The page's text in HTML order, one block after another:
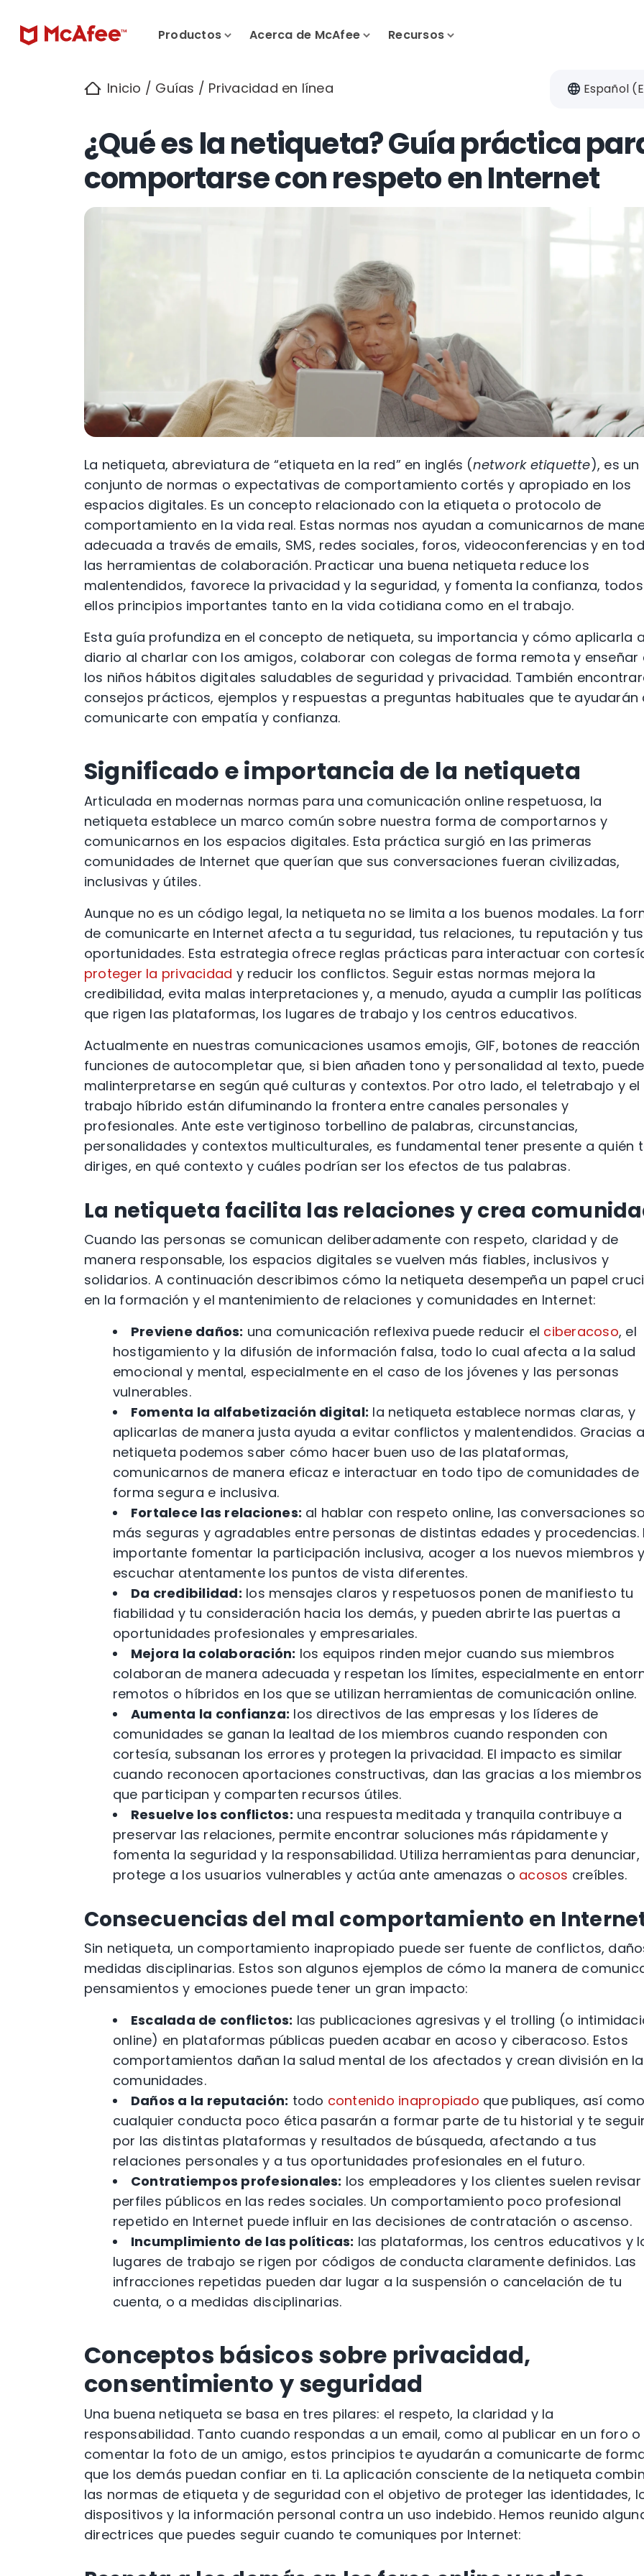
Productos Acerca de McAfee Recursos
Inicio / Guías / Privacidad en línea Español
¿Qué es la netiqueta? Guía práctica
comportarse con respeto en Internet
La netiqueta, abreviatura de “etiqueta en la red” en inglés (network etiquette), es un
conjunto de normas o expectativas de comportamiento cortés y apropiado en los
espacios digitales. Es un concepto relacionado con la etiqueta o protocolo de
comportamiento en la vida real. Estas normas nos ayudan a comunicarnos de
adecuada a través de emails, SMS, redes sociales, foros, videoconferencias y en
las herramientas de colaboración. Practicar una buena netiqueta reduce los
malentendidos, favorece la privacidad y la seguridad, y fomenta la confianza, todos
ellos principios importantes tanto en la vida cotidiana como en el trabajo.
Esta guía profundiza en el concepto de netiqueta, su importancia y cómo aplicarla a
diario al charlar con los amigos, colaborar con colegas de forma remota y enseñar
los niños hábitos digitales saludables de seguridad y privacidad. También
consejos prácticos, ejemplos y respuestas a preguntas habituales que te ayudarán
comunicarte con empatía y confianza.
Significado e importancia de la netiqueta
Articulada en modernas normas para una comunicación online respetuosa, la
netiqueta establece un marco común sobre nuestra forma de comportarnos y
comunicarnos en los espacios digitales. Esta práctica surgió en las primeras
comunidades de Internet que querían que sus conversaciones fueran civilizadas,
inclusivas y útiles.
Aunque no es un código legal, la netiqueta no se limita a los buenos modales. La
de comunicarte en Internet afecta a tu seguridad, tus relaciones, tu reputación y tus
oportunidades. Esta estrategia ofrece reglas prácticas para interactuar con
proteger la privacidad y reducir los conflictos. Seguir estas normas mejora la
credibilidad, evita malas interpretaciones y, a menudo, ayuda a cumplir las políticas
que rigen las plataformas, los lugares de trabajo y los centros educativos.
Actualmente en nuestras comunicaciones usamos emojis, GIF, botones de reacción
funciones de autocompletar que, si bien añaden tono y personalidad al texto,
malinterpretarse en según qué culturas y contextos. Por otro lado, el teletrabajo y el
trabajo híbrido están difuminando la frontera entre canales personales y
profesionales. Ante este vertiginoso torbellino de palabras, circunstancias,
personalidades y contextos multiculturales, es fundamental tener presente a quién
diriges, en qué contexto y cuáles podrían ser los efectos de tus palabras.
La netiqueta facilita las relaciones y crea
Cuando las personas se comunican deliberadamente con respeto, claridad y de
manera responsable, los espacios digitales se vuelven más fiables, inclusivos y
solidarios. A continuación describimos cómo la netiqueta desempeña un papel
en la formación y el mantenimiento de relaciones y comunidades en Internet:
Previene daños: una comunicación reflexiva puede reducir el ciberacoso, el
hostigamiento y la difusión de información falsa, todo lo cual afecta a la salud
emocional y mental, especialmente en el caso de los jóvenes y las personas
vulnerables.
Fomenta la alfabetización digital: la netiqueta establece normas claras, y
aplicarlas de manera justa ayuda a evitar conflictos y malentendidos. Gracias
netiqueta podemos saber cómo hacer buen uso de las plataformas,
comunicarnos de manera eficaz e interactuar en todo tipo de comunidades de
forma segura e inclusiva.
Fortalece las relaciones: al hablar con respeto online, las conversaciones
más seguras y agradables entre personas de distintas edades y procedencias.
importante fomentar la participación inclusiva, acoger a los nuevos miembros y
escuchar atentamente los puntos de vista diferentes.
Da credibilidad: los mensajes claros y respetuosos ponen de manifiesto tu
fiabilidad y tu consideración hacia los demás, y pueden abrirte las puertas a
oportunidades profesionales y empresariales.
Mejora la colaboración: los equipos rinden mejor cuando sus miembros
colaboran de manera adecuada y respetan los límites, especialmente en
remotos o híbridos en los que se utilizan herramientas de comunicación online.
Aumenta la confianza: los directivos de las empresas y los líderes de
comunidades se ganan la lealtad de los miembros cuando responden con
cortesía, subsanan los errores y protegen la privacidad. El impacto es similar
cuando reconocen aportaciones constructivas, dan las gracias a los miembros
que participan y comparten recursos útiles.
Resuelve los conflictos: una respuesta meditada y tranquila contribuye a
preservar las relaciones, permite encontrar soluciones más rápidamente y
fomenta la seguridad y la responsabilidad. Utiliza herramientas para denunciar,
protege a los usuarios vulnerables y actúa ante amenazas o acosos creíbles.
Consecuencias del mal comportamiento en
Sin netiqueta, un comportamiento inapropiado puede ser fuente de conflictos,
medidas disciplinarias. Estos son algunos ejemplos de cómo la manera de
pensamientos y emociones puede tener un gran impacto:
Escalada de conflictos: las publicaciones agresivas y el trolling (o
online) en plataformas públicas pueden acabar en acoso y ciberacoso. Estos
comportamientos dañan la salud mental de los afectados y crean división en
comunidades.
Daños a la reputación: todo contenido inapropiado que publiques, así como
cualquier conducta poco ética pasarán a formar parte de tu historial y te
por las distintas plataformas y resultados de búsqueda, afectando a tus
relaciones personales y a tus oportunidades profesionales en el futuro.
Contratiempos profesionales: los empleadores y los clientes suelen revisar
perfiles públicos en las redes sociales. Un comportamiento poco profesional
repetido en Internet puede influir en las decisiones de contratación o ascenso.
Incumplimiento de las políticas: las plataformas, los centros educativos y
lugares de trabajo se rigen por códigos de conducta claramente definidos. Las
infracciones repetidas pueden dar lugar a la suspensión o cancelación de tu
cuenta, o a medidas disciplinarias.
Conceptos básicos sobre privacidad,
consentimiento y seguridad
Una buena netiqueta se basa en tres pilares: el respeto, la claridad y la
responsabilidad. Tanto cuando respondas a un email, como al publicar en un foro o
comentar la foto de un amigo, estos principios te ayudarán a comunicarte de
que los demás puedan confiar en ti. La aplicación consciente de la netiqueta
las normas de etiqueta y de seguridad con el objetivo de proteger las identidades,
dispositivos y la información personal contra un uso indebido. Hemos reunido
directrices que puedes seguir cuando te comuniques por Internet: